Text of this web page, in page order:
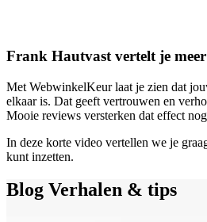
Frank Hautvast vertelt je meer
Met WebwinkelKeur laat je zien dat
elkaar is. Dat geeft vertrouwen en
Mooie reviews versterken dat effect
In deze korte video vertellen we je
kunt inzetten.
Blog Verhalen & tips